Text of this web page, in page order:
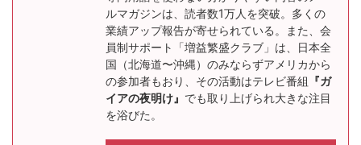
ルマガジンは、読者数1万人を突破。多くの
業績アップ報告が寄せられている。また、会
員制サポート「増益繁盛クラブ」は、日本全
国（北海道〜沖縄）のみならずアメリカから
の参加者もおり、その活動はテレビ番組 『ガ
イアの夜明け』 でも取り上げられ大きな注目
を浴びた。